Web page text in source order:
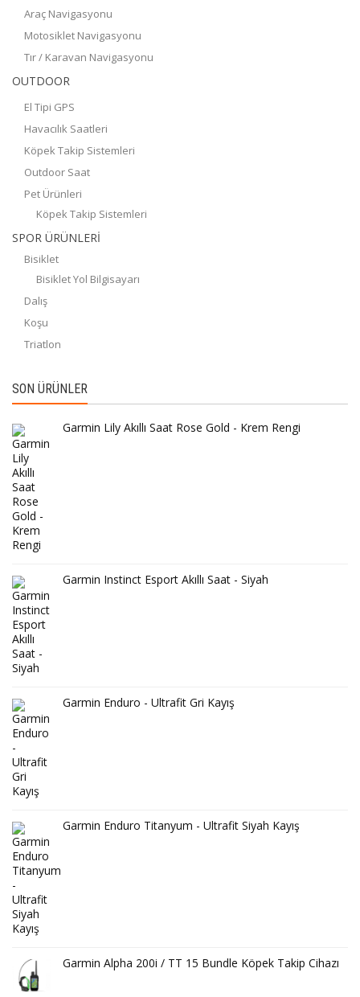
Araç Navigasyonu
Motosiklet Navigasyonu
Tır / Karavan Navigasyonu
OUTDOOR
El Tipi GPS
Havacılık Saatleri
Köpek Takip Sistemleri
Outdoor Saat
Pet Ürünleri
Köpek Takip Sistemleri
SPOR ÜRÜNLERİ
Bisiklet
Bisiklet Yol Bilgisayarı
Dalış
Koşu
Triatlon
SON ÜRÜNLER
Garmin Lily Akıllı Saat Rose Gold - Krem Rengi
Garmin Instinct Esport Akıllı Saat - Siyah
Garmin Enduro - Ultrafit Gri Kayış
Garmin Enduro Titanyum - Ultrafit Siyah Kayış
Garmin Alpha 200i / TT 15 Bundle Köpek Takip Cihazı